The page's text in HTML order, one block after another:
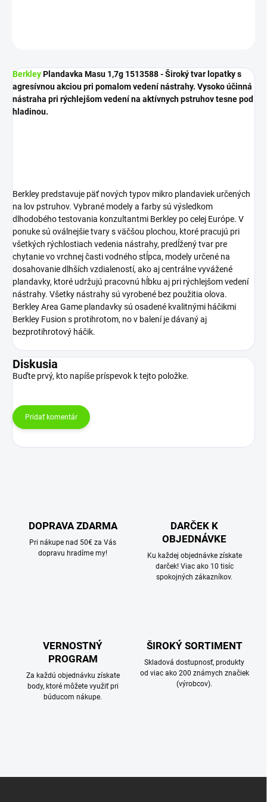
BerkleyPlandavka Masu 1,7g 1513588 - Široký tvar lopatky s
agresívnou akciou pri pomalom vedení nástrahy. Vysoko účinná
nástraha pri rýchlejšom vedení na aktívnych pstruhov tesne pod
hladinou.
Berkley predstavuje päť nových typov mikro plandaviek určených
na lov pstruhov. Vybrané modely a farby sú výsledkom
dlhodobého testovania konzultantmi Berkley po celej Európe. V
ponuke sú oválnejšie tvary s väčšou plochou, ktoré pracujú pri
všetkých rýchlostiach vedenia nástrahy, predĺžený tvar pre
chytanie vo vrchnej časti vodného stĺpca, modely určené na
dosahovanie dlhších vzdialeností, ako aj centrálne vyvážené
plandavky, ktoré udržujú pracovnú hĺbku aj pri rýchlejšom vedení
nástrahy. Všetky nástrahy sú vyrobené bez použitia olova.
Berkley Area Game plandavky sú osadené kvalitnými háčikmi
Berkley Fusion s protihrotom, no v balení je dávaný aj
bezprotihrotový háčik.
Diskusia
Buďte prvý, kto napíše príspevok k tejto položke.
Pridať komentár
DOPRAVA ZDARMA
Pri nákupe nad 50€ za Vás
dopravu hradíme my!
DARČEK K
OBJEDNÁVKE
Ku každej objednávke získate
darček! Viac ako 10 tisíc
spokojných zákazníkov.
VERNOSTNÝ
PROGRAM
Za každú objednávku získate
body, ktoré môžete využiť pri
búducom nákupe.
ŠIROKÝ SORTIMENT
Skladová dostupnosť, produkty
od viac ako 200 známych značiek
(výrobcov).